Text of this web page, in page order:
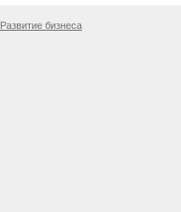
Развитие бизнеса